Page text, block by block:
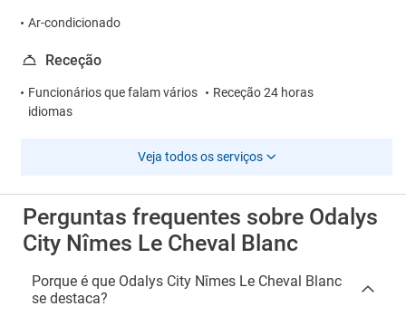
Ar-condicionado
Receção
Funcionários que falam vários
idiomas
Receção 24 horas
Veja todos os serviços
Perguntas frequentes sobre Odalys
City Nîmes Le Cheval Blanc
Porque é que Odalys City Nîmes Le Cheval Blanc
se destaca?